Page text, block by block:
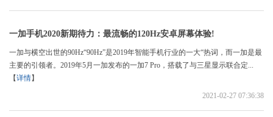
一加手机2020新期待力：最流畅的120Hz安卓屏幕体验!
一加与横空出世的90Hz“90Hz”是2019年智能手机行业的一大“热词，而一加是最
主要的引领者。2019年5月一加发布的一加7 Pro，搭载了与三星显示联合定...
【详情】
2021-02-27 07:36:38